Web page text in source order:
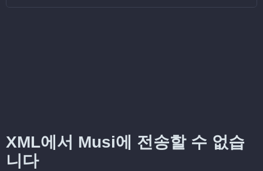
XML에서 Musi에 전송할 수 없습
니다